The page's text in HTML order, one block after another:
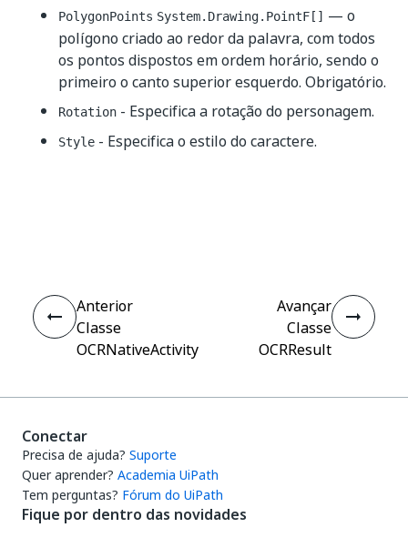
PolygonPoints System.Drawing.PointF[] — o
polígono criado ao redor da palavra, com todos
os pontos dispostos em ordem horário, sendo o
primeiro o canto superior esquerdo. Obrigatório.
Rotation - Especifica a rotação do personagem.
Style - Especifica o estilo do caractere.
Anterior
Classe
OCRNativeActivity
Avançar
Classe
OCRResult
Conectar
Precisa de ajuda? Suporte
Quer aprender? Academia UiPath
Tem perguntas? Fórum do UiPath
Fique por dentro das novidades